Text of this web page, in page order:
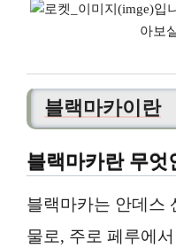
아보
블랙마카이란
블랙마카란 무엇
블랙마카는 안데스
물로, 주로 페루에